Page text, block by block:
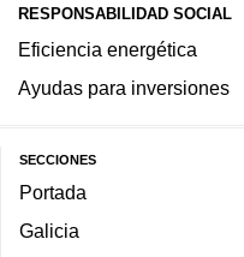
RESPONSABILIDAD SOCIAL
Eficiencia energética
Ayudas para inversiones
SECCIONES
Portada
Galicia